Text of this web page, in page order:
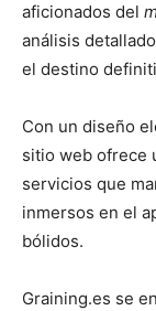
aficionados del
análisis
el destino
Con un diseño
sitio web ofrece
servicios que
inmersos en el
bólidos.
Graining.es se